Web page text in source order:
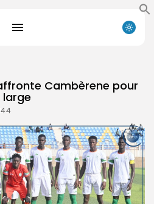
Cambèrene pour